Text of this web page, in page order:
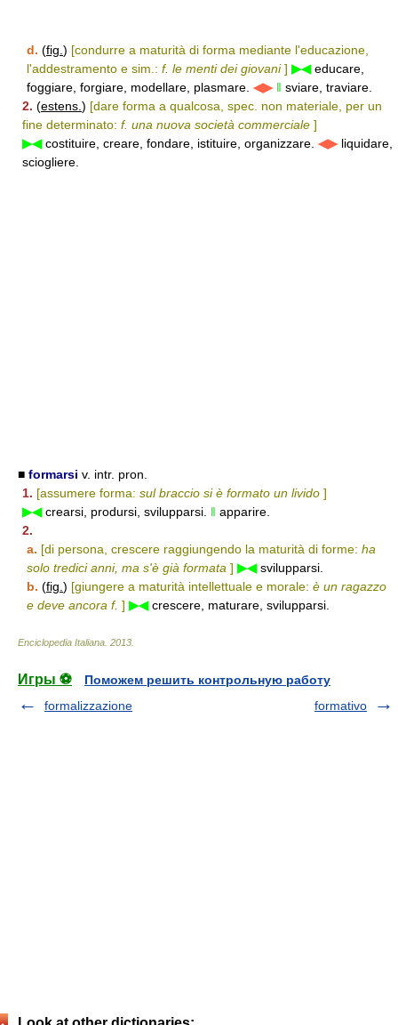
d. (fig. ) [condurre a maturità di forma mediante l'educazione,
l'addestramento e sim.: f. le menti dei giovani] ▶◀educare,
foggiare, forgiare, modellare, plasmare. ◀▶ ‖ sviare, traviare.
2. (estens. ) [dare forma a qualcosa, spec. non materiale, per un
fine determinato: f. una nuova società commerciale ]
▶◀costituire, creare, fondare, istituire, organizzare. ◀▶liquidare,
sciogliere.
■ formarsi v. intr. pron.
1. [assumere forma: sul braccio si è formato un livido ]
▶◀crearsi, prodursi, svilupparsi. ‖ apparire.
2.
a. [di persona, crescere raggiungendo la maturità di forme: ha
solo tredici anni, ma s'è già formata ] ▶◀svilupparsi.
b. (fig. ) [giungere a maturità intellettuale e morale: è un ragazzo
e deve ancora f. ] ▶◀crescere, maturare, svilupparsi.
Enciclopedia Italiana 2013
Игры ⚽
Поможем решить контрольную работу
formalizzazione
formativo